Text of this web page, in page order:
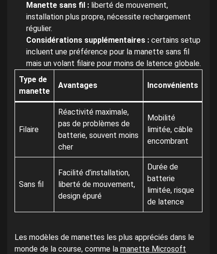
Manette sans fil : liberté de mouvement,
installation plus propre, nécessite rechargement
régulier.
Considérations supplémentaires : certains setup
incluent une préférence pour la manette sans fil
mais un volant filaire pour moins de latence globale.
Type de
manette
Avantages Inconvénients
Filaire
Réactivité maximale,
pas de problèmes de
batterie, souvent moins
cher
Mobilité
limitée, câble
encombrant
Sans fil
Facilité d’installation,
liberté de mouvement,
design épuré
Durée de
batterie
limitée, risque
de latence
Les modèles de manettes les plus appréciés dans le
monde de la course, comme la manette Microsoft